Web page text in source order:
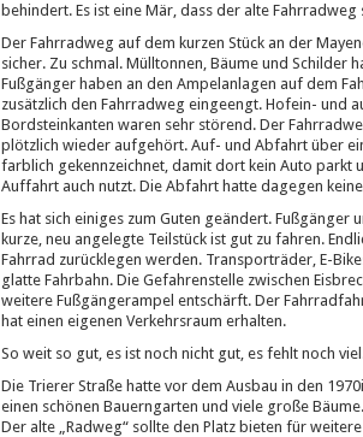
behindert. Es ist eine Mär, dass der alte
Der Fahrradweg auf dem kurzen Stück an der
sicher. Zu schmal. Mülltonnen, Bäume und Schilder
Fußgänger haben an den Ampelanlagen auf dem
zusätzlich den Fahrradweg eingeengt. Hofein- und
Bordsteinkanten waren sehr störend. Der
plötzlich wieder aufgehört. Auf- und Abfahrt über
farblich gekennzeichnet, damit dort kein Auto parkt
Auffahrt auch nutzt. Die Abfahrt hatte dagegen
Es hat sich einiges zum Guten geändert. Fußgänger
kurze, neu angelegte Teilstück ist gut zu fahren.
Fahrrad zurücklegen werden. Transporträder, E-
glatte Fahrbahn. Die Gefahrenstelle zwischen
weitere Fußgängerampel entschärft. Der
hat einen eigenen Verkehrsraum erhalten.
So weit so gut, es ist noch nicht gut, es fehlt noch
Die Trierer Straße hatte vor dem Ausbau in den
einen schönen Bauerngarten und viele große
Der alte „Radweg“ sollte den Platz bieten für